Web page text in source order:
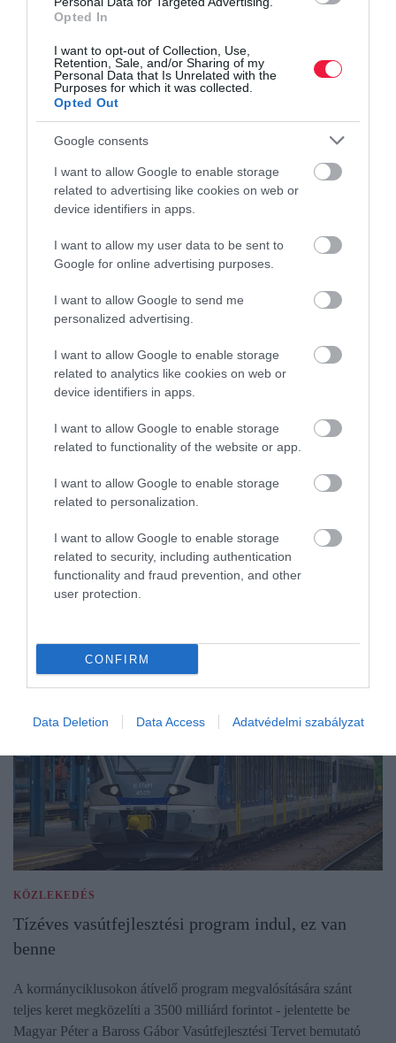
Opted In
I want to opt-out of Collection, Use,
Retention, Sale, and/or Sharing of my
Personal Data that Is Unrelated with the
Purposes for which it was collected.
Opted Out
Google consents
I want to allow Google to enable storage
related to advertising like cookies on web or
device identifiers in apps.
I want to allow my user data to be sent to
Google for online advertising purposes.
I want to allow Google to send me
personalized advertising.
I want to allow Google to enable storage
related to analytics like cookies on web or
device identifiers in apps.
I want to allow Google to enable storage
related to functionality of the website or app.
I want to allow Google to enable storage
related to personalization.
I want to allow Google to enable storage
related to security, including authentication
functionality and fraud prevention, and other
user protection.
CONFIRM
Data Deletion Data Access Adatvédelmi szabályzat
INGATLAN
Kevesebb lett a kifeszített lakáshitel: mit is jelent
Az alacsony - 20 százalék alatti - önerős szerződések aránya
némileg visszaesett az eddigi csúcsokhoz képest, de a korábbi
évek átlagát még így is messze felülmúlja a Magyar Nemzeti
Bank legfrissebb…
KÖZLEKEDÉS
Tízéves vasútfejlesztési program indul, ez van
benne
A kormányciklusokon átívelő program megvalósítására szánt
teljes keret megközelíti a 3500 milliárd forintot - jelentette be
Magyar Péter a Baross Gábor Vasútfejlesztési Tervet bemutató